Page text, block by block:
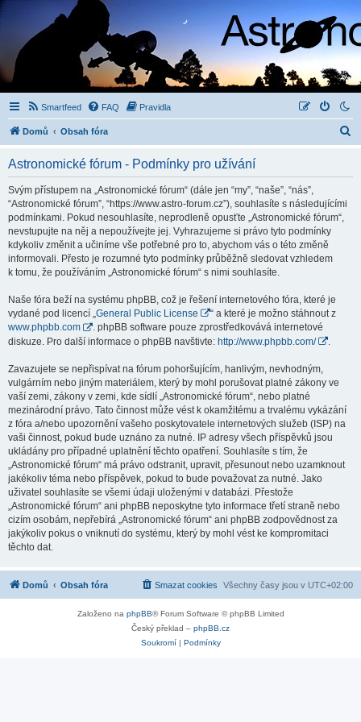
Smartfeed FAQ Pravidla
Domů Obsah fóra
Astronomické fórum - Podmínky pro užívání
Svým přístupem na „Astronomické fórum“ (dále jen “my”, “naše”, “nás”,
“Astronomické fórum”, “https://www.astro-forum.cz”), souhlasíte s následujícími
podmínkami. Pokud nesouhlasíte, neprodleně opusťte „Astronomické fórum“,
nevstupujte na něj a nepoužívejte jej. Vyhrazujeme si právo tyto podmínky
kdykoliv změnit a učiníme vše potřebné pro to, abychom vás o této změně
informovali. Přesto je rozumné tyto podmínky průběžně sledovat vzhledem
k tomu, že používáním „Astronomické fórum“ s nimi souhlasíte.
Naše fóra beží na systému phpBB, což je řešení internetového fóra, které je
vydané pod licencí „General Public License
“ a které je možno stáhnout z
www.phpbb.com
. phpBB software pouze zprostředkovává internetové
diskuze. Pro další informace o phpBB navštivte: http://www.phpbb.com/
Zavazujete se nepřispívat na fórum pohoršujícím, hanlivým, nevhodným,
vulgárním nebo jiným materiálem, který by mohl porušovat platné zákony ve
vaší zemi, zákony v zemi, kde sídlí „Astronomické fórum“, nebo platné
mezinárodní právo. Tato činnost může vést k okamžitému a trvalému vykázání
z fóra a/nebo upozornění vašeho poskytovatele internetových služeb (ISP) na
vaši činnost, pokud bude uznáno za nutné. IP adresy všech příspěvků jsou
ukládány pro případné uplatnění těchto opatření. Souhlasíte s tím, že
„Astronomické fórum“ má právo odstranit, upravit, přesunout nebo uzamknout
jakékoliv téma nebo příspěvek, pokud to bude považovat za nutné. Jako
uživatel souhlasíte se všemi údaji uloženými v databázi. Přestože
„Astronomické fórum“ ani phpBB neposkytne tyto informace třetí straně nebo
cizím osobám, nepřebírá „Astronomické fórum“ ani phpBB zodpovědnost za
jakýkoliv pokus o vniknutí do systému, který by mohl vést ke kompromitaci
těchto dat.
Domů Obsah fóra Všechny časy jsou v UTC+02:00
Smazat cookies
Založeno na phpBB® Forum Software © phpBB Limited
Český překlad – phpBB.cz
Soukromí| Podmínky